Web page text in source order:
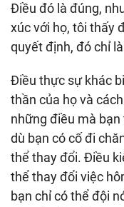
Điều đó là đúng,
xúc với họ, tôi thấy
quyết định, đó chỉ
Điều thực sự khác
thần của họ và
những điều mà
dù bạn có cố đi
thể thay đổi. Điều
thể thay đổi việc
bạn chỉ có thể đội